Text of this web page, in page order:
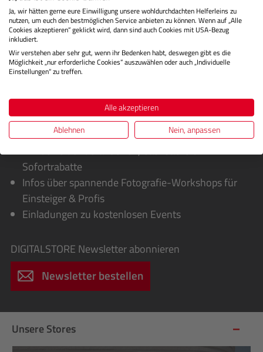
Bewertungen
Sie erhalten von uns:
Exklusive Sonderaktionen, Cashbacks &
Sofortrabatte
Infos über spannende Fotografie-Workshops für
Einsteiger & Profis
Einladungen zu kostenlosen Events
DIGITALSTORE Newsletter abonnieren
Newsletter bestellen
Unsere Stores
Ja, wir hätten gerne eure Einwilligung unsere wohldurchdachten Helferleins zu
nutzen, um euch den bestmöglichen Service anbieten zu können. Wenn auf „Alle
Cookies akzeptieren“ geklickt wird, dann sind auch Cookies mit USA-Bezug
inkludiert.
Wir verstehen aber sehr gut, wenn ihr Bedenken habt, deswegen gibt es die
Möglichkeit „nur erforderliche Cookies“ auszuwählen oder auch „Individuelle
Einstellungen“ zu treffen.
Alle akzeptieren
Ablehnen
Nein, anpassen